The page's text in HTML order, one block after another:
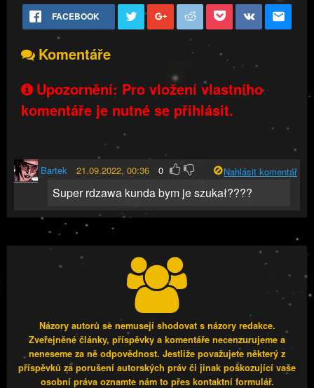
FACEBOOK
Komentáře
Upozornění: Pro vložení vlastního
komentáře je nutné se přihlásit.
Bartek 21.09.2022, 00:36 0 Nahlásit komentář
Super rdzawa kunda bym je szukał????
Názory autorů se nemusejí shodovat s názory redakce.
Zveřejněné články, příspěvky a komentáře necenzurujeme a
neneseme za ně odpovědnost. Jestliže považujete některý z
příspěvků za porušení autorských práv či jinak poškozující vaše
osobní práva oznamte nám to přes kontaktní formulář.